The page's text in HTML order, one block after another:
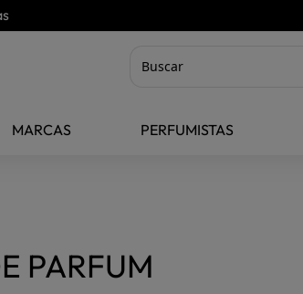
MARCAS PERFUMISTAS
PARFUM